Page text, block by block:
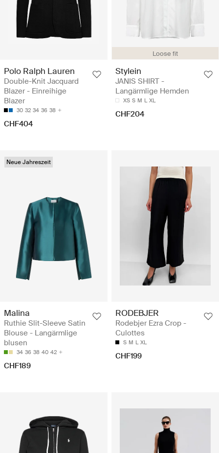
Polo Ralph Lauren
Double-Knit Jacquard
Blazer - Einreihige
Blazer
30 32 34 36 38
CHF404
Loose fit
Stylein
JANIS SHIRT -
Langärmlige Hemden
XS S M L XL
CHF204
Neue Jahreszeit
Malina
Ruthie Slit-Sleeve Satin
Blouse - Langärmlige
blusen
34 36 38 40 42
CHF189
RODEBJER
Rodebjer Ezra Crop -
Culottes
S M L XL
CHF199